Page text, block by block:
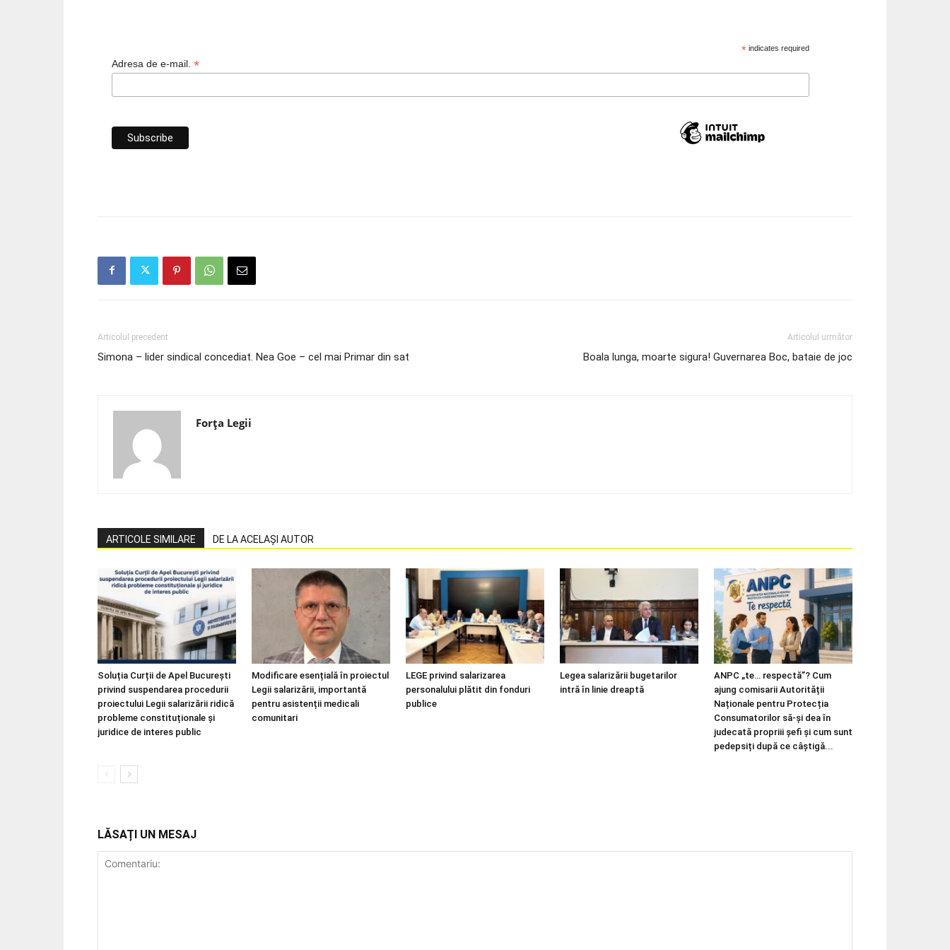
*indicates required
Adresa de e-mail. *
Articolul precedent
Simona – lider sindical concediat. Nea Goe – cel mai Primar din sat
Articolul următor
Boala lunga, moarte sigura! Guvernarea Boc, bataie de joc
Forța Legii
ARTICOLE SIMILARE DE LA ACELAȘI AUTOR
Soluția Curții de Apel București
privind suspendarea procedurii
proiectului Legii salarizării ridică
probleme constituționale și
juridice de interes public
Modificare esențială în proiectul
Legii salarizării, importantă
pentru asistenții medicali
comunitari
LEGE privind salarizarea
personalului plătit din fonduri
publice
Legea salarizării bugetarilor
intră în linie dreaptă
ANPC „te… respectă”? Cum
ajung comisarii Autorității
Naționale pentru Protecția
Consumatorilor să-și dea în
judecată propriii șefi și cum sunt
pedepsiți după ce câștigă...
LĂSAȚI UN MESAJ